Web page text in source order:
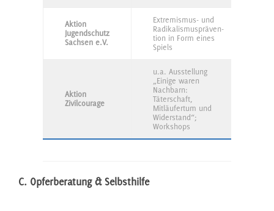
Aktion
Jugendschutz
Sachsen e.V.
Extremismus- und
Radikalismuspräven-
tion in Form eines
Spiels
Aktion
Zivilcourage
u.a. Ausstellung
„Einige waren
Nachbarn:
Täterschaft,
Mitläufertum und
Widerstand“;
Workshops
C. Opferberatung & Selbsthilfe